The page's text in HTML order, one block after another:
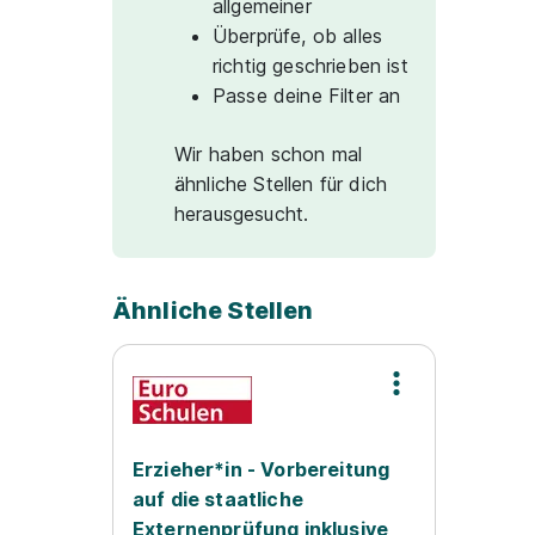
allgemeiner
Überprüfe, ob alles
richtig geschrieben ist
Passe deine Filter an
Wir haben schon mal
ähnliche Stellen für dich
herausgesucht.
Ähnliche Stellen
Erzieher*in - Vorbereitung
auf die staatliche
Externenprüfung inklusive